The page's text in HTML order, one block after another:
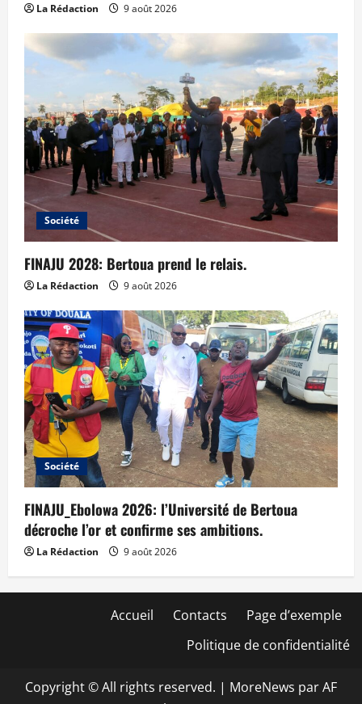
La Rédaction 9 août 2026
Société
FINAJU 2028: Bertoua prend le relais.
La Rédaction 9 août 2026
Société
FINAJU_Ebolowa 2026: l’Université de Bertoua
décroche l’or et confirme ses ambitions.
La Rédaction 9 août 2026
Accueil Contacts
Page d’exemple
Politique de confidentialité
Copyright © All rights reserved. | MoreNews par AF